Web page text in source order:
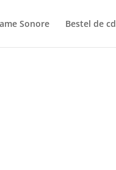
Sonore Bestel de cd